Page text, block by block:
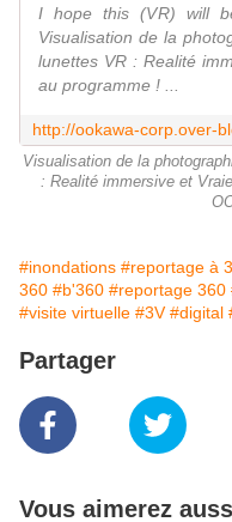
I hope this (VR) will
Visualisation de la
lunettes VR : Realité
au programme ! ...
Visualisation de la
: Realité immersive et
#inondations #reportage à
360 #b'360 #reportage 360
#visite virtuelle #3V #digital
Partager
Vous aimerez